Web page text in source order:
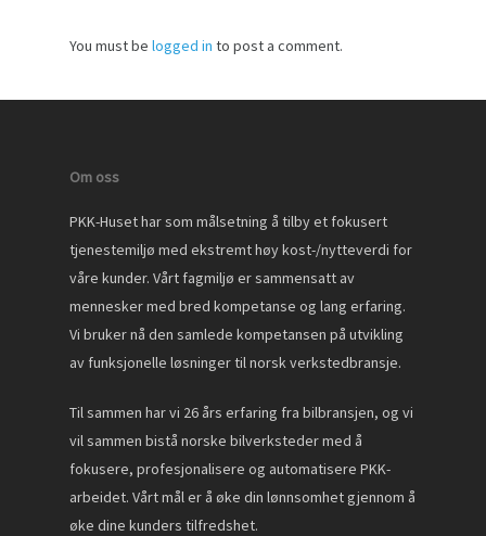
You must be logged in to post a comment.
Om oss
PKK-Huset har som målsetning å tilby et fokusert
tjenestemiljø med ekstremt høy kost-/nytteverdi for
våre kunder. Vårt fagmiljø er sammensatt av
mennesker med bred kompetanse og lang erfaring.
Vi bruker nå den samlede kompetansen på utvikling
av funksjonelle løsninger til norsk verkstedbransje.
Til sammen har vi 26 års erfaring fra bilbransjen, og vi
vil sammen bistå norske bilverksteder med å
fokusere, profesjonalisere og automatisere PKK-
arbeidet. Vårt mål er å øke din lønnsomhet gjennom å
øke dine kunders tilfredshet.